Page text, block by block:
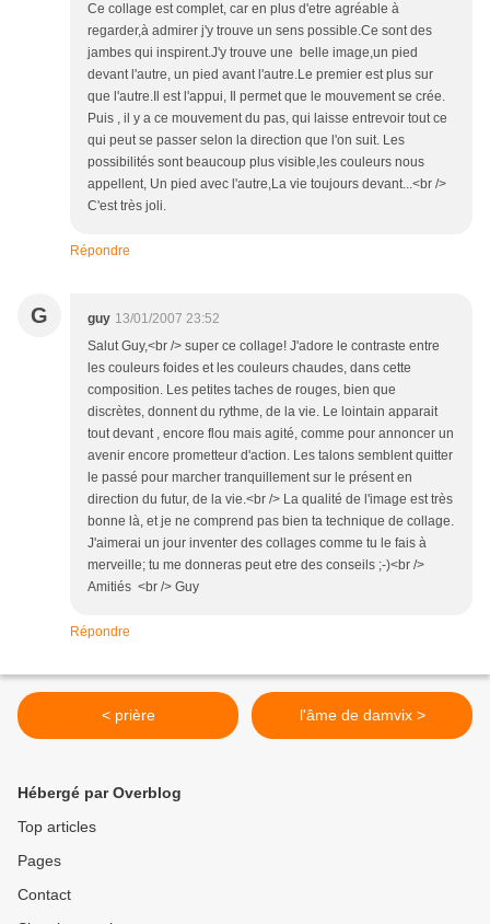
Ce collage est complet, car en plus d'etre agréable à
regarder,à admirer j'y trouve un sens possible.Ce sont des
jambes qui inspirent.J'y trouve une belle image,un pied
devant l'autre, un pied avant l'autre.Le premier est plus sur
que l'autre.Il est l'appui, Il permet que le mouvement se crée.
Puis , il y a ce mouvement du pas, qui laisse entrevoir tout ce
qui peut se passer selon la direction que l'on suit. Les
possibilités sont beaucoup plus visible,les couleurs nous
appellent, Un pied avec l'autre,La vie toujours devant...<br />
C'est très joli.
Répondre
G guy 13/01/2007 23:52
Salut Guy,<br /> super ce collage! J'adore le contraste entre
les couleurs foides et les couleurs chaudes, dans cette
composition. Les petites taches de rouges, bien que
discrètes, donnent du rythme, de la vie. Le lointain apparait
tout devant , encore flou mais agité, comme pour annoncer un
avenir encore prometteur d'action. Les talons semblent quitter
le passé pour marcher tranquillement sur le présent en
direction du futur, de la vie.<br /> La qualité de l'image est très
bonne là, et je ne comprend pas bien ta technique de collage.
J'aimerai un jour inventer des collages comme tu le fais à
merveille; tu me donneras peut etre des conseils ;-)<br />
Amitiés <br /> Guy
Répondre
< prière l'âme de damvix >
Hébergé par Overblog
Top articles
Pages
Contact